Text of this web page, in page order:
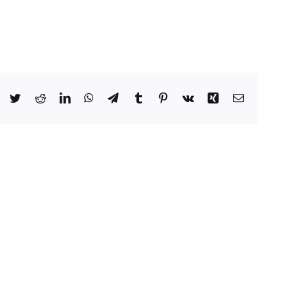
TwitterRedditLinkedInWhatsApp
TelegramTumblr Pinterest
Vk Xing Email